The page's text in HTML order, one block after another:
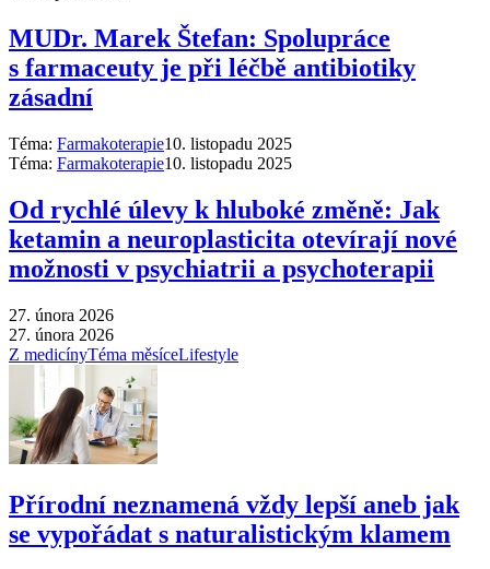
MUDr. Marek Štefan: Spolupráce
s farmaceuty je při léčbě antibiotiky
zásadní
Téma: Farmakoterapie10. listopadu 2025
Téma: Farmakoterapie10. listopadu 2025
Od rychlé úlevy k hluboké změně: Jak
ketamin a neuroplasticita otevírají nové
možnosti v psychiatrii a psychoterapii
27. února 2026
27. února 2026
Z medicínyTéma měsíceLifestyle
Přírodní neznamená vždy lepší aneb jak
se vypořádat s naturalistickým klamem